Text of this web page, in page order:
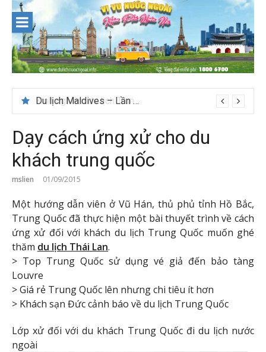
content
Du lịch Maldives – Lần đầu nên đi đâu, chơi gì?
Dạy cách ứng xử cho du
khách trung quốc
mslien 01/09/2015
Một hướng dẫn viên ở Vũ Hán, thủ phủ tỉnh Hồ Bắc,
Trung Quốc đã thực hiện một bài thuyết trình về cách
ứng xử đối với khách du lịch Trung Quốc muốn ghé
thăm du lịch Thái Lan.
> Top Trung Quốc sử dụng vé giả đến bảo tàng
Louvre
> Giá rẻ Trung Quốc lên nhưng chi tiêu ít hơn
> Khách sạn Đức cảnh báo về du lịch Trung Quốc
Lớp xử đối với du khách Trung Quốc đi du lịch nước
ngoài